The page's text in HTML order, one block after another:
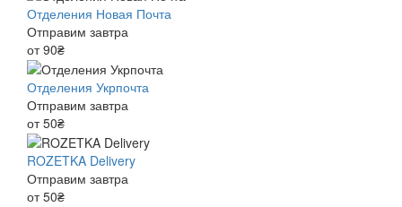
Отделения Новая Почта
Отправим завтра
от 90₴
Отделения Укрпочта
Отправим завтра
от 50₴
ROZETKA Delivery
Отправим завтра
от 50₴